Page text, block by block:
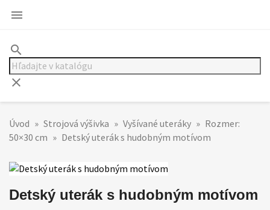

search
clear
Úvod Strojová výšivka Vyšívané uteráky
Rozmer:
50×30 cm
Detský uterák s hudobným motívom
Detský uterák s hudobným motívom